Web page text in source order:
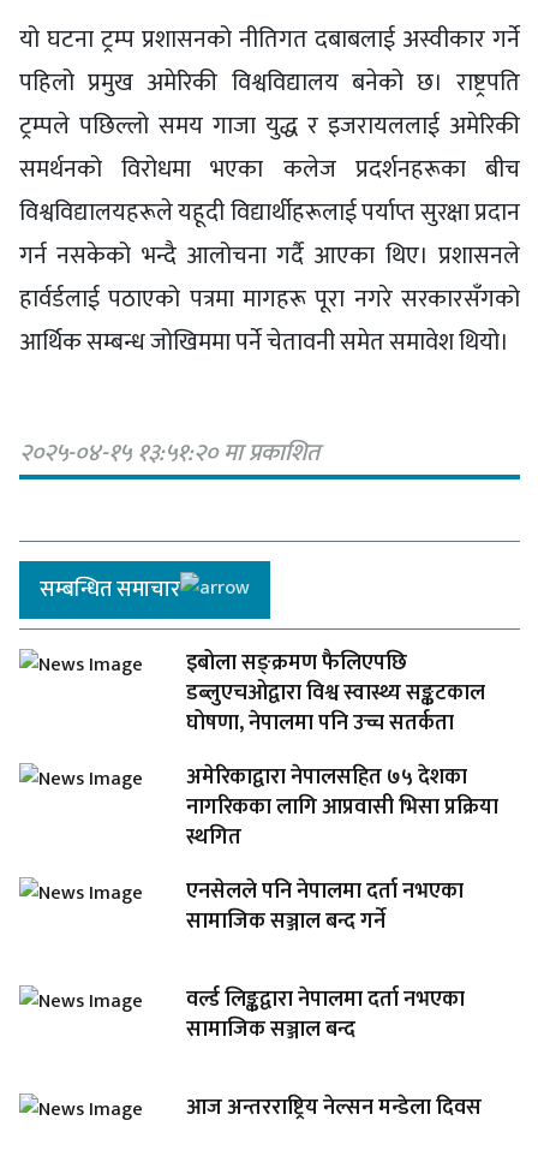
यो घटना ट्रम्प प्रशासनको नीतिगत दबाबलाई अस्वीकार गर्ने
पहिलो प्रमुख अमेरिकी विश्वविद्यालय बनेको छ। राष्ट्रपति
ट्रम्पले पछिल्लो समय गाजा युद्ध र इजरायललाई अमेरिकी
समर्थनको विरोधमा भएका कलेज प्रदर्शनहरूका बीच
विश्वविद्यालयहरूले यहूदी विद्यार्थीहरूलाई पर्याप्त सुरक्षा प्रदान
गर्न नसकेको भन्दै आलोचना गर्दै आएका थिए। प्रशासनले
हार्वर्डलाई पठाएको पत्रमा मागहरू पूरा नगरे सरकारसँगको
आर्थिक सम्बन्ध जोखिममा पर्ने चेतावनी समेत समावेश थियो।
२०२५-०४-१५ १३:५१:२० मा प्रकाशित
सम्बन्धित समाचार
इबोला सङ्क्रमण फैलिएपछि
डब्लुएचओद्वारा विश्व स्वास्थ्य सङ्कटकाल
घोषणा, नेपालमा पनि उच्च सतर्कता
अमेरिकाद्वारा नेपालसहित ७५ देशका
नागरिकका लागि आप्रवासी भिसा प्रक्रिया
स्थगित
एनसेलले पनि नेपालमा दर्ता नभएका
सामाजिक सञ्जाल बन्द गर्ने
वर्ल्ड लिङ्कद्वारा नेपालमा दर्ता नभएका
सामाजिक सञ्जाल बन्द
आज अन्तरराष्ट्रिय नेल्सन मन्डेला दिवस